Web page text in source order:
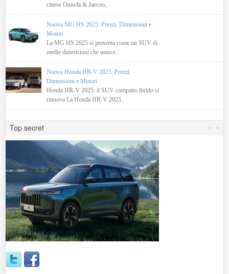
cinese Omoda & Jaecoo,..
Nuova MG HS 2025: Prezzi, Dimensioni e
Motori
La MG HS 2025 si presenta come un SUV di
medie dimensioni che unisce..
Nuova Honda HR-V 2025: Prezzi,
Dimensioni e Motori
Honda HR-V 2025: il SUV compatto ibrido si
rinnova La Honda HR-V 2025..
Top secret